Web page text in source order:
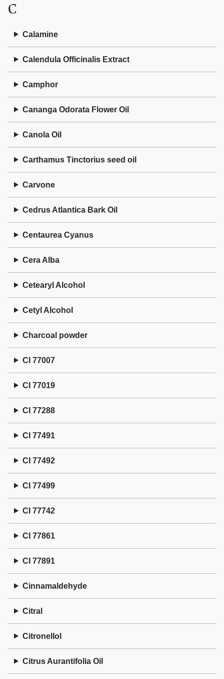
C
Calamine
Calendula Officinalis Extract
Camphor
Cananga Odorata Flower Oil
Canola Oil
Carthamus Tinctorius seed oil
Carvone
Cedrus Atlantica Bark Oil
Centaurea Cyanus
Cera Alba
Cetearyl Alcohol
Cetyl Alcohol
Charcoal powder
CI 77007
CI 77019
CI 77288
CI 77491
CI 77492
CI 77499
CI 77742
CI 77861
CI 77891
Cinnamaldehyde
Citral
Citronellol
Citrus Aurantifolia Oil